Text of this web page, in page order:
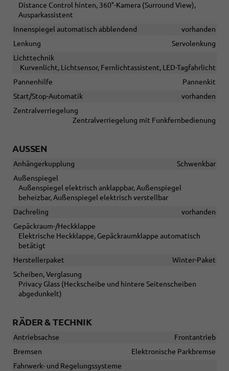
Distance Control hinten, 360°-Kamera (Surround View),
Ausparkassistent
Innenspiegel automatisch abblendend
vorhanden
Lenkung
Servolenkung
Lichttechnik
Kurvenlicht, Lichtsensor, Fernlichtassistent, LED-Tagfahrlicht
Pannenhilfe
Pannenkit
Start/Stop-Automatik
vorhanden
Zentralverriegelung
Zentralverriegelung mit Funkfernbedienung
AUSSEN
Anhängerkupplung
Schwenkbar
Außenspiegel
Außenspiegel elektrisch anklappbar, Außenspiegel
beheizbar, Außenspiegel elektrisch verstellbar
Dachreling
vorhanden
Gepäckraum-/Heckklappe
Elektrische Heckklappe, Gepäckraumklappe automatisch
betätigt
Herstellerpaket
Winter-Paket
Scheiben, Verglasung
Privacy Glass (Heckscheibe und hintere Seitenscheiben
abgedunkelt)
RÄDER & TECHNIK
Antriebsachse
Frontantrieb
Bremsen
Elektronische Parkbremse
Fahrwerk- und Regelungssysteme